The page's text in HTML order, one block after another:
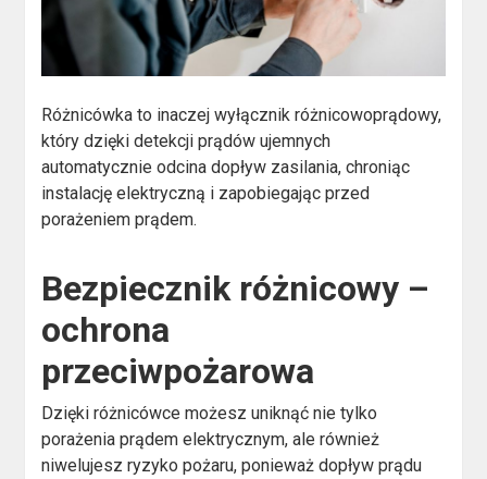
Różnicówka to inaczej wyłącznik różnicowoprądowy,
który dzięki detekcji prądów ujemnych
automatycznie odcina dopływ zasilania, chroniąc
instalację elektryczną i zapobiegając przed
porażeniem prądem.
Bezpiecznik różnicowy –
ochrona
przeciwpożarowa
Dzięki różnicówce możesz uniknąć nie tylko
porażenia prądem elektrycznym, ale również
niwelujesz ryzyko pożaru, ponieważ dopływ prądu